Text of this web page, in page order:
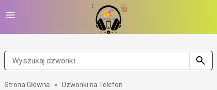
Strona Główna » Dzwonki na Telefon